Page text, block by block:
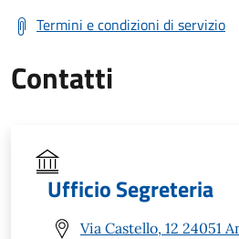
Termini e condizioni di servizio
Contatti
Ufficio Segreteria
Via Castello, 12 24051